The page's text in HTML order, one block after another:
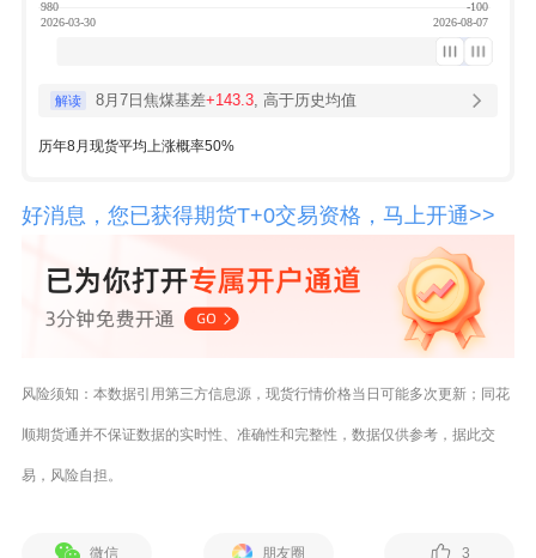
解读 8月7日焦煤基差+143.3, 高于历史均值
历年8月现货平均上涨概率50%
好消息，您已获得期货T+0交易资格，马上开通>>
风险须知：本数据引用第三方信息源，现货行情价格当日可能多次更新；同花
顺期货通并不保证数据的实时性、准确性和完整性，数据仅供参考，据此交
易，风险自担。
微信 朋友圈 3